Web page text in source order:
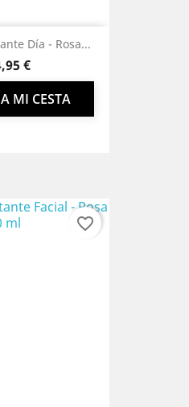
Día - Rosa...
€
MI CESTA
favorite_border